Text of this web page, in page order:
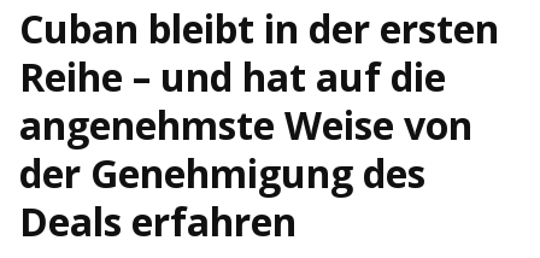
Cuban bleibt in der ersten
Reihe – und hat auf die
angenehmste Weise von
der Genehmigung des
Deals erfahren